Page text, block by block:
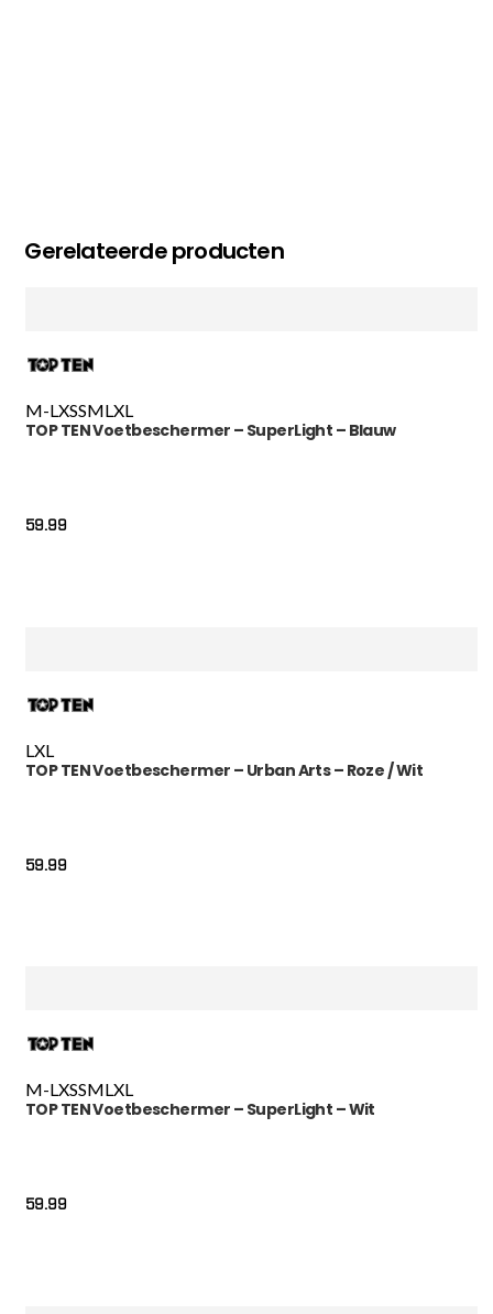
Gerelateerde producten
M-LXSSMLXL
TOP TEN Voetbeschermer – SuperLight – Blauw
59.99
L XL
TOP TEN Voetbeschermer – Urban Arts – Roze / Wit
59.99
M-LXSSMLXL
TOP TEN Voetbeschermer – SuperLight – Wit
59.99